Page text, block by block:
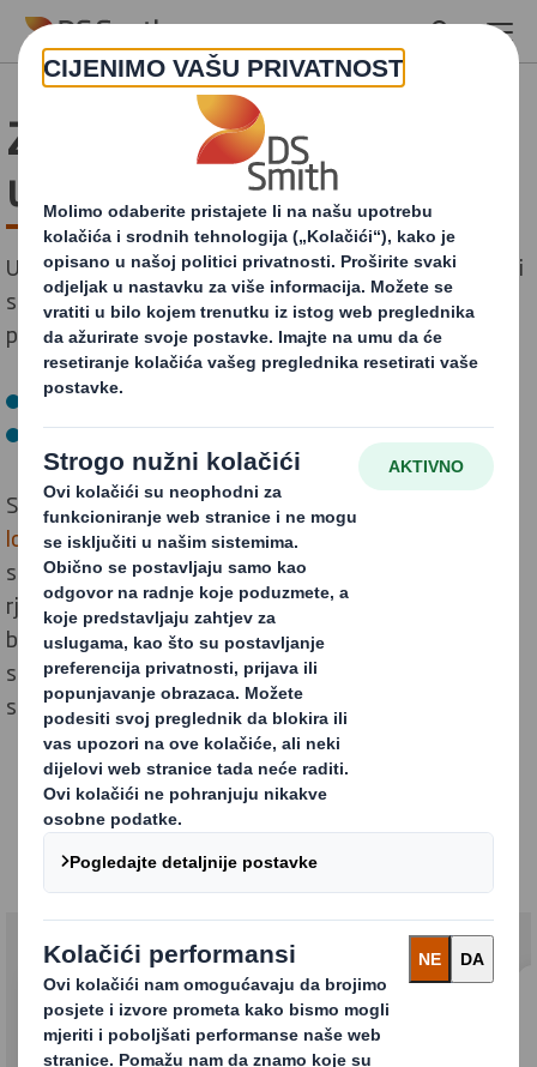
Skip to main content
Zahvaljujemo vam se na
upitu
Uskoro ćemo vas kontaktirati. U međuvremenu, želite li
saznati više o DS Smithu i našem pristupu? Slobodno
posjetite:
Naše proizvode i usluge
Najnovije vijesti iz kompanije
Saznajte više o našojkompaniji,
lokacijama diljem svijeta. Naša globalna prisutnost i
stručnost omogućuju nam da pružimo inovativna
rješenja prilagođena vašim jedinstvenim potrebama,
bez obzira na industriju u kojoj poslujete jer
surađujemo s kompanijama svih veličina - od malih
startupova do vodećih multinacionalnih korporacija.
Saznajte više o DS Smithu i
našem pristupu